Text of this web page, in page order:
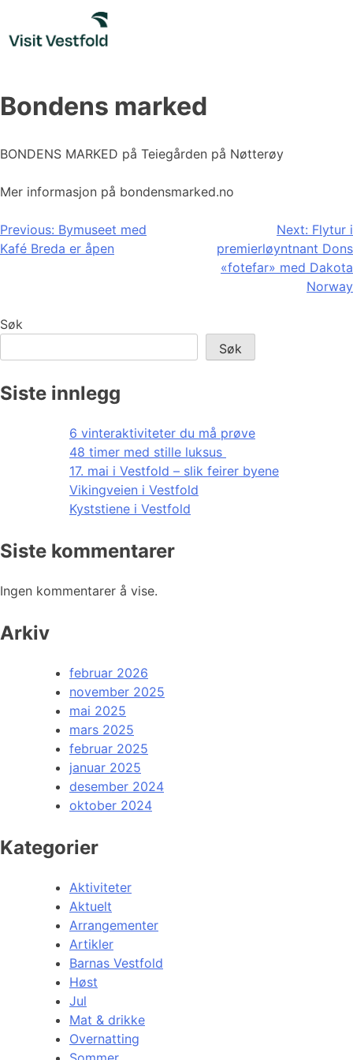
content
Bondens marked
BONDENS MARKED på Teiegården på Nøtterøy
Mer informasjon på bondensmarked.no
Innleggsnavigasjon
Previous: Bymuseet med
Kafé Breda er åpen
Next: Flytur i
premierløyntnant Dons
«fotefar» med Dakota
Norway
Søk
Søk
Siste innlegg
6 vinteraktiviteter du må prøve
48 timer med stille luksus
17. mai i Vestfold – slik feirer byene
Vikingveien i Vestfold
Kyststiene i Vestfold
Siste kommentarer
Ingen kommentarer å vise.
Arkiv
februar 2026
november 2025
mai 2025
mars 2025
februar 2025
januar 2025
desember 2024
oktober 2024
Kategorier
Aktiviteter
Aktuelt
Arrangementer
Artikler
Barnas Vestfold
Høst
Jul
Mat & drikke
Overnatting